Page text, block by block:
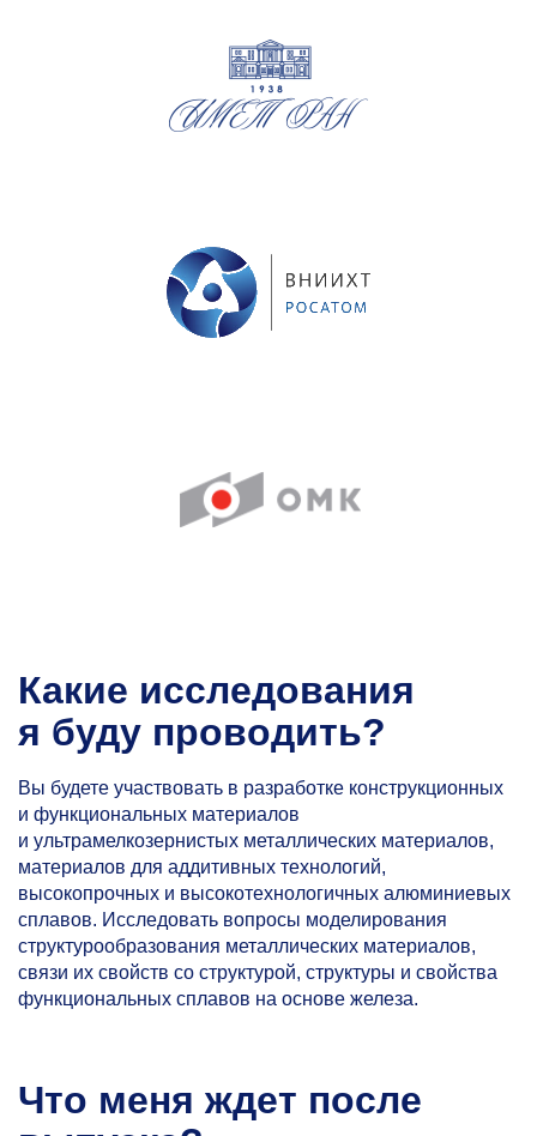
Какие исследования
я буду проводить?
Вы будете участвовать в разработке конструкционных
и функциональных материалов
и ультрамелкозернистых металлических материалов,
материалов для аддитивных технологий,
высокопрочных и высокотехнологичных алюминиевых
сплавов. Исследовать вопросы моделирования
структурообразования металлических материалов,
связи их свойств со структурой, структуры и свойства
функциональных сплавов на основе железа.
Что меня ждет после